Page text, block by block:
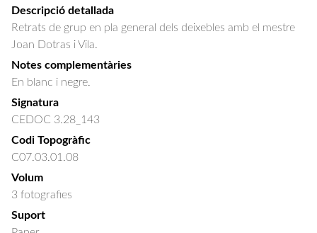
Descripció detallada
Retrats de grup en pla general dels deixebles amb el mestre
Joan Dotras i Vila.
Notes complementàries
En blanc i negre.
Signatura
CEDOC 3.28_143
Codi Topogràfic
C07.03.01.08
Volum
3 fotografies
Suport